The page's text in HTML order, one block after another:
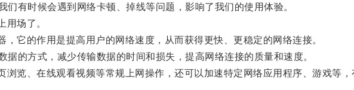
有时候会遇到网络卡顿、掉线等问题，影响了我们的使用体验。
场了。
它的作用是提高用户的网络速度，从而获得更快、更稳定的网络连接。
的方式，减少传输数据的时间和损失，提高网络连接的质量和速度。
览、在线观看视频等常规上网操作，还可以加速特定网络应用程序、游戏等，